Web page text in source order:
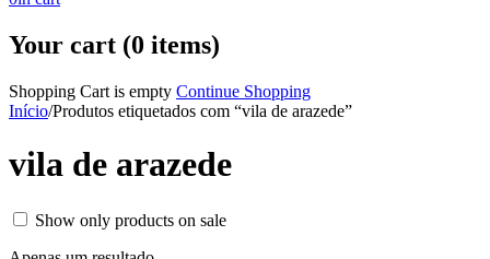
Your cart (0 items)
Shopping Cart is empty Continue Shopping
Início/Produtos etiquetados com “vila de arazede”
vila de arazede
Show only products on sale